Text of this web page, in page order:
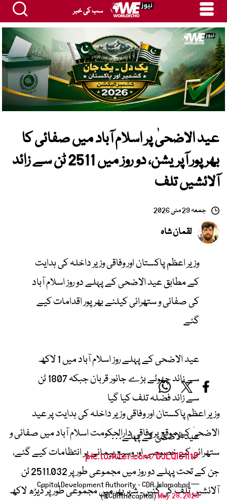
سب کی خبر
عید الاضحیٰ پر اسلام آباد میں صفائی کا
بھرپور آپریشن، دو روز میں 2511 ٹن سے زائد
آلائشیں تلف
جمعہ 29 مئی 2026
لقمان شاہ
وزیر اعظم پاکستان اور وفاقی وزیر داخلہ کی ہدایت
کے مطابق عید الاضحی کے پہلے دو روز اسلام آباد
کی صفائی و ستھرائی کیلئے بھرپور اقدامات کیے
گئے
عید الاضحی کے پہلے روز اسلام آباد میں 1 لاکھ
سے زائد چھوٹے بڑے جانور قربان جبکہ 1807 ٹن
سے زائد فضلہ تلف کیا گیا
عید الاضحی کے پہلے…
pic.twitter.com/0JLQlS1ltP
— Capital Development Authority - CDA, Islamabad
(@CDAthecapital)May 28, 2026
وزیر اعظم پاکستان اور وفاقی وزیر داخلہ کی ہدایت پر عید
الاضحیٰ کے موقع پر وفاقی دارالحکومت اسلام آباد میں صفائی و
ستھرائی کے خصوصی اور وسیع پیمانے پر انتظامات کیے گئے،
جن کے تحت پہلے دو روز میں مجموعی طور پر 2511.032 ٹن
آلائشیں تلف کی گئیں۔ شہر بھر میں مجموعی طور پر ڈیڑھ لاکھ